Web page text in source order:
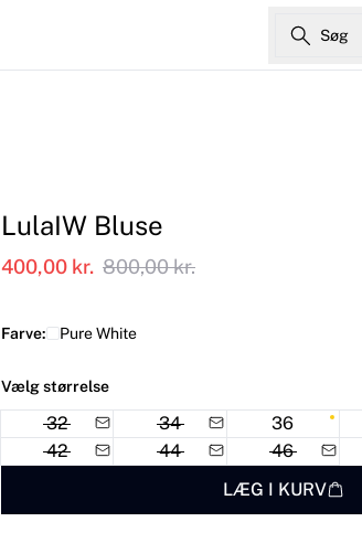
Søg
LulaIW Bluse
400,00 kr. 800,00 kr.
Farve: Pure White
Vælg størrelse
32 34 36
42
44
46
LÆG I KURV